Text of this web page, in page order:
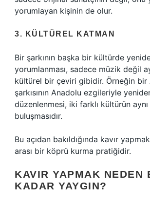
yorumlayan kişinin de olur.
3. KÜLTÜREL KATMAN
Bir şarkının başka bir kültürde
yorumlanması, sadece müzik değil
kültürel bir çeviri gibidir. Örneğin bir
şarkısının Anadolu ezgileriyle
düzenlenmesi, iki farklı kültürün
buluşmasıdır.
Bu açıdan bakıldığında kavır
arası bir köprü kurma pratiğidir.
KAVIR YAPMAK NEDEN
KADAR YAYGIN?